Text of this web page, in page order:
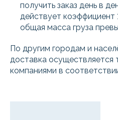
получить заказ день в
действует коэффициент
общая масса груза
По другим городам и
доставка осуществляется
компаниями в